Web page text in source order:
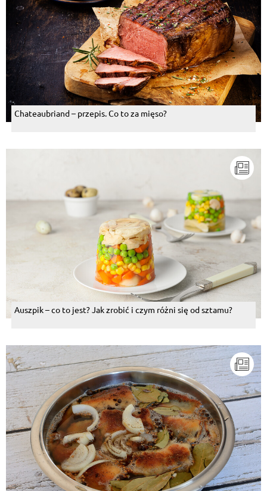
Chateaubriand – przepis. Co to za mięso?
Auszpik – co to jest? Jak zrobić i czym różni się od sztamu?